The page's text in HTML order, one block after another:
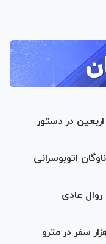
در دستور
به ناوگان اتوبوسرانی
عادی
بیش از ۱۰ میلیون و ۳۰۰ هزار سفر در مترو